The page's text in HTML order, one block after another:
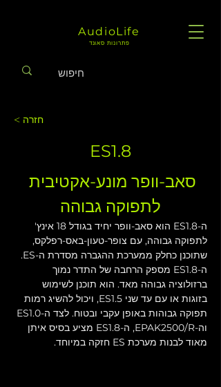
AudioLife
פתרונות סאונד
< חזרה
ES1.8
סאב-וופר מונע-אקטיבית
לתפוקה גבוהה
ה-ES1.8 הוא סאב-וופר יחיד בגודל 18 אינץ'
לתפוקה גבוהה, עם צופר-טעון-באס-רפלקס,
שתוכנן כחלק ממערכת ההגברה מסדרת ה-ES.
ה-ES1.8 מספק הרחבה של התדר נמוך
ברזולוציה גבוהה מאד. הוא תוכנן לשימוש
בזוגות או עם עד שני ES1.5, ויכול להשיג רמות
וה-EPAK2500/R, ה-ES1.8 מציע בסיס איתן
מאוד לבנות מערכת ES חזקה במיוחד.